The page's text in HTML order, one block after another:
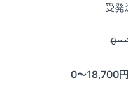
受発
0
0〜18,700